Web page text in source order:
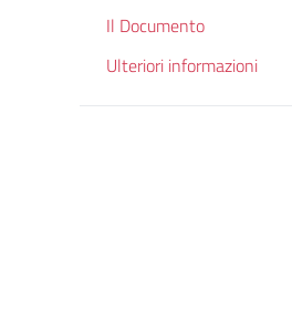
Il Documento
Ulteriori informazioni